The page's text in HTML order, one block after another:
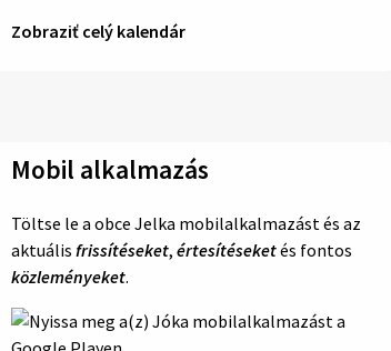
Zobraziť celý kalendár
Mobil alkalmazás
Töltse le a obce Jelka mobilalkalmazást és az
aktuális frissítéseket, értesítéseketés fontos
közleményeket.